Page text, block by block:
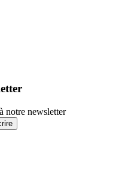
notre newsletter